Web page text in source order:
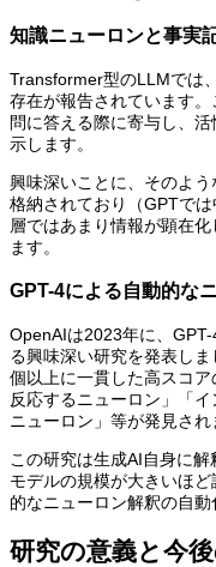
知識ニューロンと事実
Transformer型のLLMでは
存在が報告されています
問に答える際に寄与し、
示します。
興味深いことに、そのよ
格納されており（GPTで
層ではあまり情報が顕在
ます。
GPT-4による自動的な
OpenAIは2023年に、
る興味深い研究を発表し
個以上に一貫した高スコ
反応するニューロン」「
ニューロン」等が発見され
この研究は生成AI自身に解
モデルの規模が大きいほ
的なニューロン解釈の自動
研究の意義と今